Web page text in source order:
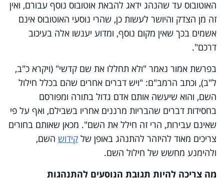
האוטובוס עד שהנהג ידאג להבאת אוטובוס נוסף עבורם, ואין
זה מן הצדק והיושר לעשות כן, שהרי נוסעי האוטובוס אינם
אשמים בכך שאין מקום נוסף, ומדוע יענשו אלה בעיכוב
דרכם".
בפרשת אמור נאמר "ולא תחללו את שם קדשי" (ויקרא כ"ב,
ל"ב), וכתב הרמב"ם: "ויש דברים אחרים שהם בכלל חילול
השם, והוא שיעשה אותם אדם גדול בתורה ומפורסם
בחסידות דברים שהבריות מרננים אחריו בשבילם, ואף על פי
שאינם עבירות, הרי זה חילל את השם". מכאן שאותם בחורים
צריכים מאוד להיזהר להתנהג באופן של קידוש השם,
ולהימנע מחשש של חילול השם.
מה צריכה להיות תגובת הנוסעים להתנהגות